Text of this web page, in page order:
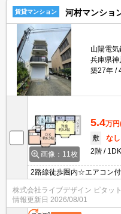
賃貸マンション 河村マンショ
山陽電
兵庫県神
築27年
画像：11枚
5.4万円
敷
なし
2階
1DK
2路線徒歩圏内☆エアコン
株式会社ライブデザイン ピタッ
情報更新日 2026/08/01